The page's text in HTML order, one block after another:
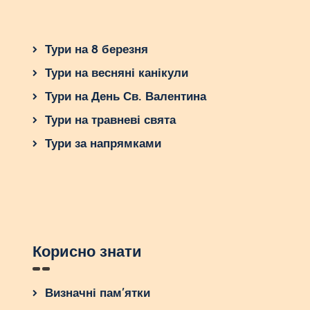
Тури на 8 березня
Тури на весняні канікули
Тури на День Св. Валентина
Тури на травневі свята
Тури за напрямками
Корисно знати
Визначні пам’ятки